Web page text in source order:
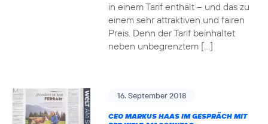
in einem Tarif enthält – und das zu
einem sehr attraktiven und fairen
Preis. Denn der Tarif beinhaltet
neben unbegrenztem […]
16. September 2018
CEO MARKUS HAAS IM GESPRÄCH MIT